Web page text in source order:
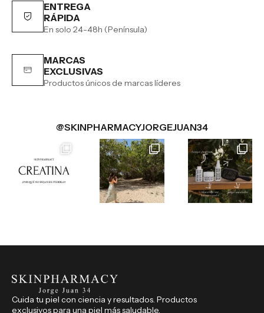
ENTREGA
RÁPIDA
En solo 24-48h (Península)
MARCAS
EXCLUSIVAS
Productos únicos de marcas líderes
@SKINPHARMACYJORGEJUAN34
Cuida tu piel con ciencia y resultados. Productos
exclusivos para una piel más saludable.